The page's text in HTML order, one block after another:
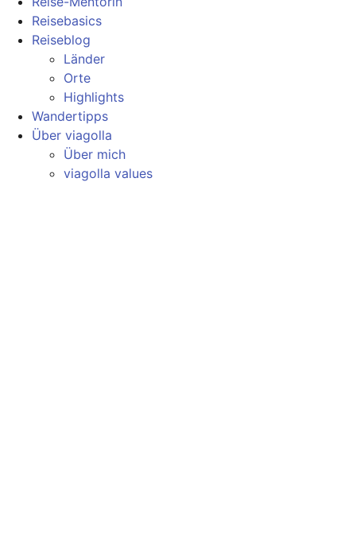
Reisebasics
Reiseblog
Länder
Orte
Highlights
Wandertipps
Über viagolla
Über mich
viagolla values